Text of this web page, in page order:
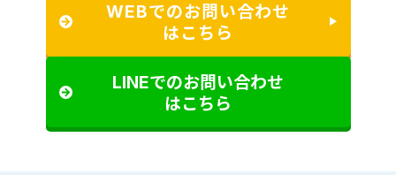
WEBでのお問い合わせ
はこちら
LINEでのお問い合わせ
はこちら